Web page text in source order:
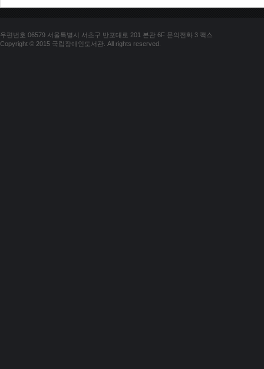
우편번호 06579 서울특별시 서초구 반포대로 201 본관 6F 문의전화 3 팩스
Copyright © 2015 국립장애인도서관. All rights reserved.